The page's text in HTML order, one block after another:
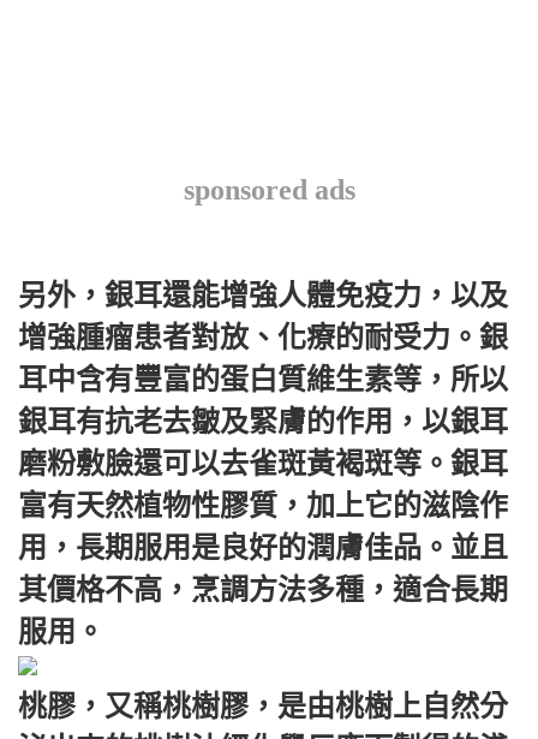
sponsored ads
另外，銀耳還能增強人體免疫力，以及
增強腫瘤患者對放、化療的耐受力。銀
耳中含有豐富的蛋白質維生素等，所以
銀耳有抗老去皺及緊膚的作用，以銀耳
磨粉敷臉還可以去雀斑黃褐斑等。銀耳
富有天然植物性膠質，加上它的滋陰作
用，長期服用是良好的潤膚佳品。並且
其價格不高，烹調方法多種，適合長期
服用。
桃膠，又稱桃樹膠，是由桃樹上自然分